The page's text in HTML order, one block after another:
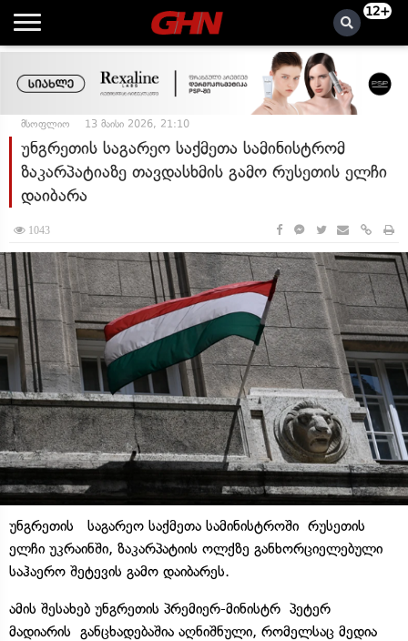
12+
მსოფლიო 13 მაისი 2026, 21:10
უნგრეთის საგარეო საქმეთა სამინისტრომ
ზაკარპატიაზე თავდასხმის გამო რუსეთის ელჩი
დაიბარა
1043
უნგრეთის საგარეო საქმეთა სამინისტროში რუსეთის
ელჩი უკრაინში, ზაკარპატიის ოლქზე განხორციელებული
საჰაერო შეტევის გამო დაიბარეს.
ამის შესახებ უნგრეთის პრემიერ-მინისტრ პეტერ
მადიარის განცხადებაშია აღნიშნული, რომელსაც მედია